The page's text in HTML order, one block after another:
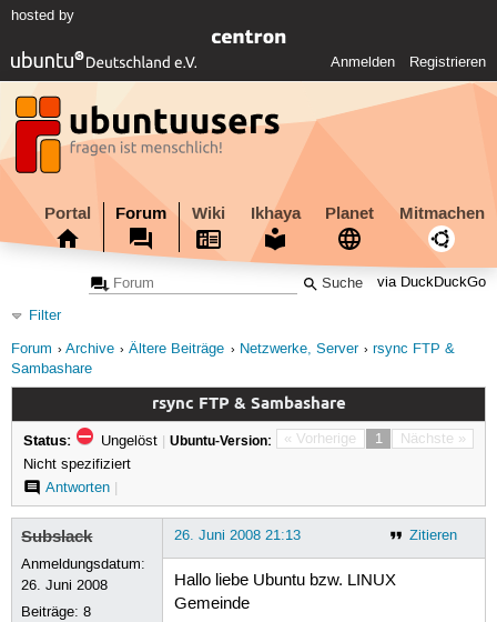
hosted by
Anmelden Registrieren
Portal Forum Wiki Ikhaya Planet Mitmachen
via DuckDuckGo
Filter
Forum
Archive Ältere Beiträge Netzwerke, Server
rsync FTP &
Sambashare
rsync FTP & Sambashare
« Vorherige 1 Nächste »
Status: Ungelöst | Ubuntu-Version:
Nicht spezifiziert
Antworten|
Subslack
Anmeldungsdatum:
26. Juni 2008
Beiträge:8
Zitieren
26. Juni 2008 21:13
Hallo liebe Ubuntu bzw. LINUX
Gemeinde